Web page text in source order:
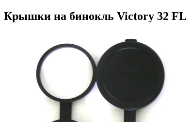
Крышки на бинокль Victory 32 FL